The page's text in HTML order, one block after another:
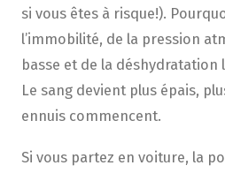
si vous êtes à risque!).
l’immobilité, de la pression
basse et de la déshydratation
Le sang devient plus épais,
ennuis commencent.
Si vous partez en voiture, la